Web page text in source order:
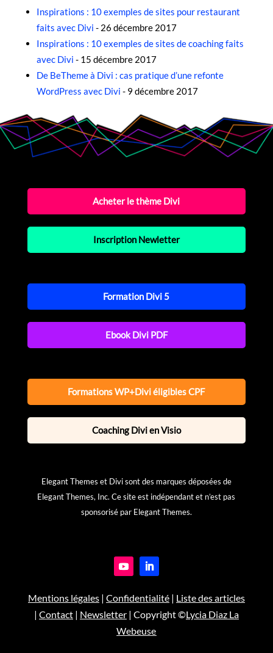
Inspirations : 10 exemples de sites pour restaurant
faits avec Divi - 26 décembre 2017
Inspirations : 10 exemples de sites de coaching faits
avec Divi - 15 décembre 2017
De BeTheme à Divi : cas pratique d’une refonte
WordPress avec Divi - 9 décembre 2017
Acheter le thème Divi
Inscription Newletter
Formation Divi 5
Ebook Divi PDF
Formations WP+Divi éligibles CPF
Coaching Divi en Visio
Elegant Themes et Divi sont des marques déposées de
Elegant Themes, Inc. Ce site est indépendant et n’est pas
sponsorisé par Elegant Themes.
Mentions légales| Confidentialité| Liste des articles
| Contact| Newsletter| Copyright ©Lycia Diaz La
Webeuse